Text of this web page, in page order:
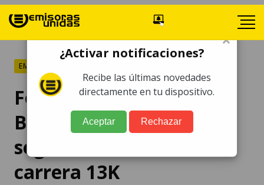
EMPRESAS
Forrest Running y
Banrural presentan la
segunda edición de la
carrera 13K
×
¿Activar notificaciones?
Recibe las últimas novedades
directamente en tu dispositivo.
Aceptar Rechazar